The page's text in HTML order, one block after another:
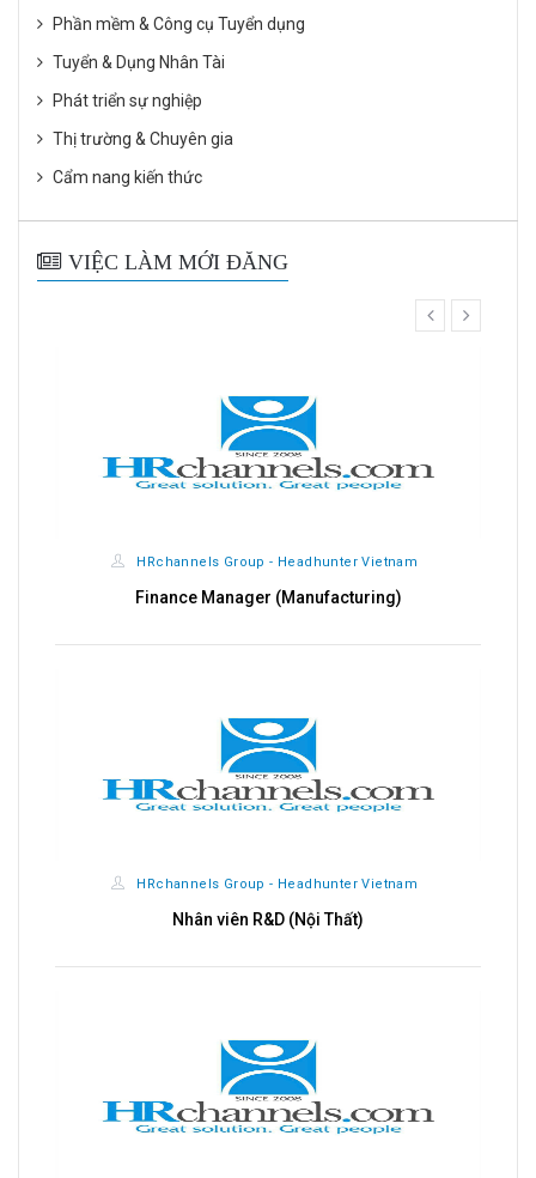
Phần mềm & Công cụ Tuyển dụng
Tuyển & Dụng Nhân Tài
Phát triển sự nghiệp
Thị trường & Chuyên gia
Cẩm nang kiến thức
VIỆC LÀM MỚI ĐĂNG
HRchannels Group - Headhunter Vietnam
Finance Manager (Manufacturing)
HRchannels Group - Headhunter Vietnam
Nhân viên R&D (Nội Thất)
prev
next